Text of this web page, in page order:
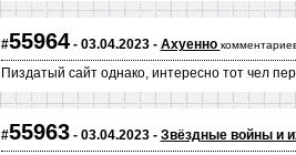
#55964- 03.04.2023 - Ахуенно
Пиздатый сайт однако, интересно тот чел
#55963- 03.04.2023 - Звёздные войны и